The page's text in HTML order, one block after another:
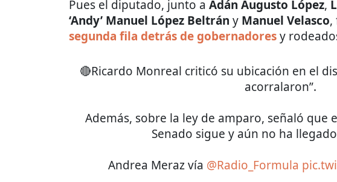
Pues el diputado, junto a Adán Augusto López,
‘Andy’ Manuel López Beltrán y Manuel Velasco,
segunda fila detrás de gobernadoresy
🔴Ricardo Monreal criticó su ubicación en el
acorralaron”.
Además, sobre la ley de amparo, señaló que
Senado sigue y aún no ha
Andrea Meraz vía @Radio_Formula